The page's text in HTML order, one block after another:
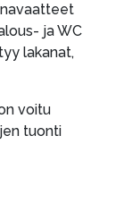
ja WC
lakanat,
voitu
tuonti